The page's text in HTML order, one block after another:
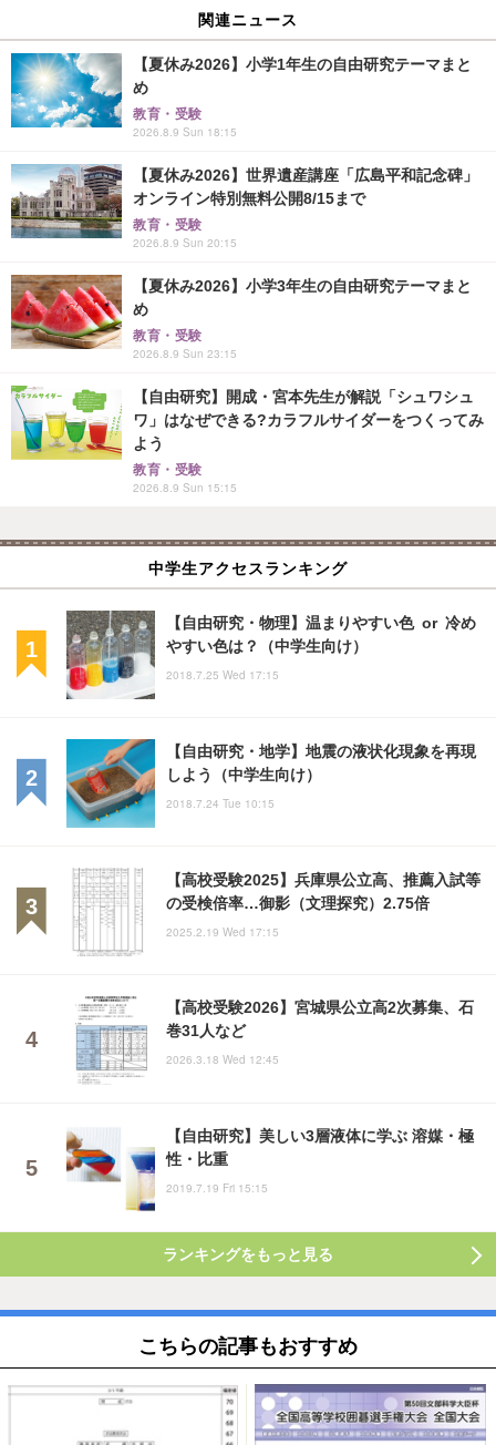
関連ニュース
【夏休み2026】小学1年生の自由研究テーマまと
め
教育・受験
2026.8.9 Sun 18:15
【夏休み2026】世界遺産講座「広島平和記念碑」
オンライン特別無料公開8/15まで
教育・受験
2026.8.9 Sun 20:15
【夏休み2026】小学3年生の自由研究テーマまと
め
教育・受験
2026.8.9 Sun 23:15
【自由研究】開成・宮本先生が解説「シュワシュ
ワ」はなぜできる?カラフルサイダーをつくってみ
よう
教育・受験
2026.8.9 Sun 15:15
中学生アクセスランキング
【自由研究・物理】温まりやすい色 or 冷め
やすい色は？（中学生向け）
2018.7.25 Wed 17:15
【自由研究・地学】地震の液状化現象を再現
しよう（中学生向け）
2018.7.24 Tue 10:15
【高校受験2025】兵庫県公立高、推薦入試等
の受検倍率…御影（文理探究）2.75倍
2025.2.19 Wed 17:15
【高校受験2026】宮城県公立高2次募集、石
巻31人など
2026.3.18 Wed 12:45
【自由研究】美しい3層液体に学ぶ 溶媒・極
性・比重
2019.7.19 Fri 15:15
ランキングをもっと見る
こちらの記事もおすすめ